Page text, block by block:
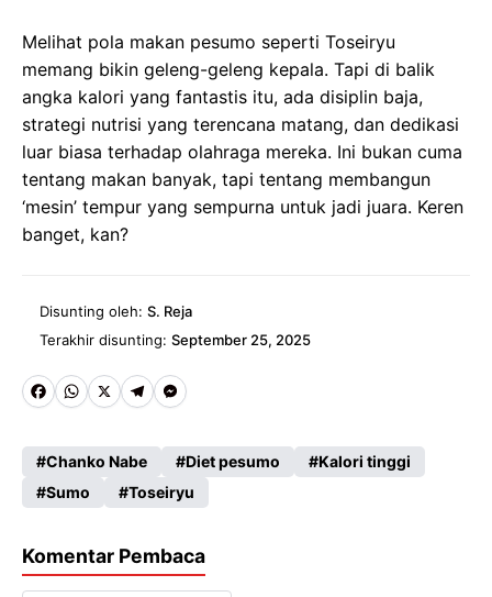
Melihat pola makan pesumo seperti Toseiryu
memang bikin geleng-geleng kepala. Tapi di balik
angka kalori yang fantastis itu, ada disiplin baja,
strategi nutrisi yang terencana matang, dan dedikasi
luar biasa terhadap olahraga mereka. Ini bukan cuma
tentang makan banyak, tapi tentang membangun
‘mesin’ tempur yang sempurna untuk jadi juara. Keren
banget, kan?
Disunting oleh: S. Reja
Terakhir disunting: September 25, 2025
Fa
b
o
k
W
ts
A
p
X
Te
gr
a
M
se
n
er
Chanko Nabe Diet pesumo
Kalori tinggi
Sumo
Toseiryu
Komentar Pembaca